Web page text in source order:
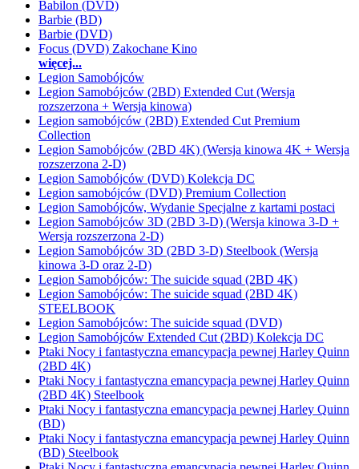
Babilon (DVD)
Barbie (BD)
Barbie (DVD)
Focus (DVD) Zakochane Kino
więcej...
Legion Samobójców
Legion Samobójców (2BD) Extended Cut (Wersja
rozszerzona + Wersja kinowa)
Legion samobójców (2BD) Extended Cut Premium
Collection
Legion Samobójców (2BD 4K) (Wersja kinowa 4K + Wersja
rozszerzona 2-D)
Legion Samobójców (DVD) Kolekcja DC
Legion samobójców (DVD) Premium Collection
Legion Samobójców, Wydanie Specjalne z kartami postaci
Legion Samobójców 3D (2BD 3-D) (Wersja kinowa 3-D +
Wersja rozszerzona 2-D)
Legion Samobójców 3D (2BD 3-D) Steelbook (Wersja
kinowa 3-D oraz 2-D)
Legion Samobójców: The suicide squad (2BD 4K)
Legion Samobójców: The suicide squad (2BD 4K)
STEELBOOK
Legion Samobójców: The suicide squad (DVD)
Legion Samobójców Extended Cut (2BD) Kolekcja DC
Ptaki Nocy i fantastyczna emancypacja pewnej Harley Quinn
(2BD 4K)
Ptaki Nocy i fantastyczna emancypacja pewnej Harley Quinn
(2BD 4K) Steelbook
Ptaki Nocy i fantastyczna emancypacja pewnej Harley Quinn
(BD)
Ptaki Nocy i fantastyczna emancypacja pewnej Harley Quinn
(BD) Steelbook